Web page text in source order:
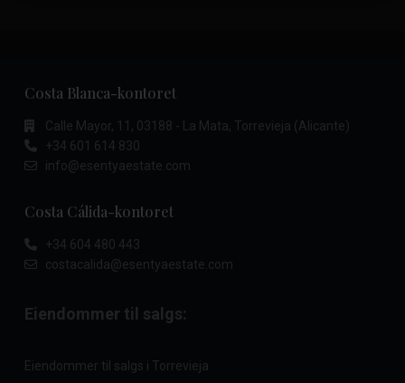
Costa Blanca-kontoret
Calle Mayor, 11, 03188 - La Mata, Torrevieja (Alicante)
+34 601 614 830
info@esentyaestate.com
Costa Cálida-kontoret
+34 604 480 443
costacalida@esentyaestate.com
Eiendommer til salgs:
Eiendommer til salgs i Torrevieja